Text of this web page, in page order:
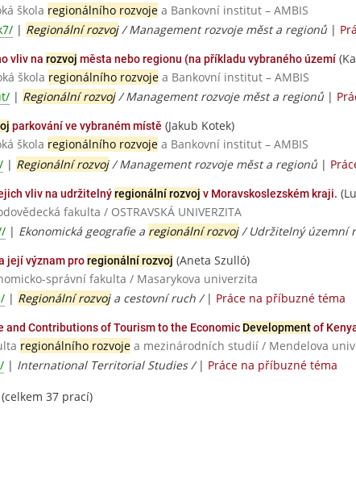
škola regionálního rozvoje a Bankovní institut – AMBIS
| Regionální rozvoj/ Management rozvoje měst a regionů |
vliv na rozvoj města nebo regionu (na příkladu vybraného území
škola regionálního rozvoje a Bankovní institut – AMBIS
| Regionální rozvoj/ Management rozvoje měst a regionů |
parkování ve vybraném místě (Jakub Kotek)
škola regionálního rozvoje a Bankovní institut – AMBIS
| Regionální rozvoj/ Management rozvoje měst a regionů |
vliv na udržitelnýregionální rozvoj v Moravskoslezském kraji.
fakulta / OSTRAVSKÁ UNIVERZITA
| Ekonomická geografie a regionální rozvoj/ Udržitelný územní
její význam proregionální rozvoj (Aneta Szulló)
správní fakulta / Masarykova univerzita
| Regionální rozvoja cestovní ruch / | Práce na příbuzné téma
and Contributions of Tourism to the Economic Developmentof
regionálního rozvoje a mezinárodních studií / Mendelova
| International Territorial Studies / | Práce na příbuzné téma
(celkem 37 prací)